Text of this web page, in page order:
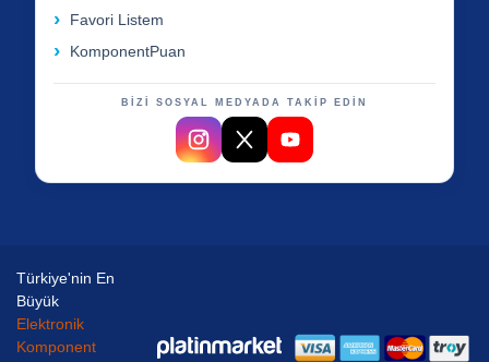
Favori Listem
KomponentPuan
BİZİ SOSYAL MEDYADA TAKİP EDİN
Türkiye'nin En
Büyük
Elektronik
Komponent